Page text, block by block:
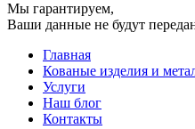
Мы гарантируем,
Ваши данные не будут
Главная
Кованые изделия и
Услуги
Наш блог
Контакты